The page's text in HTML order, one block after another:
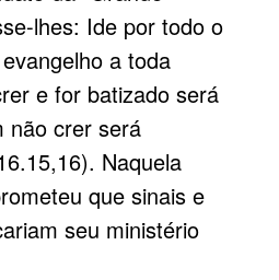
lhes: Ide por todo o
a toda
e for batizado será
não crer será
Naquela
que sinais e
seu ministério